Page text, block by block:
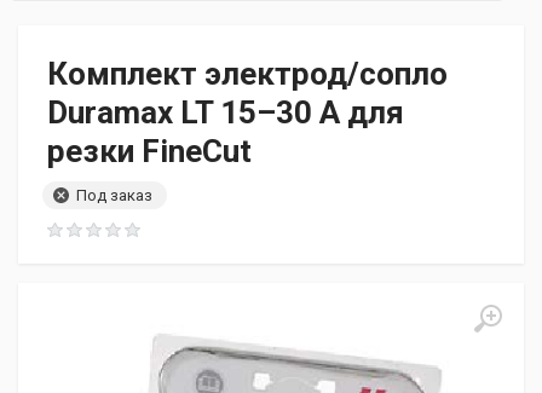
Комплект электрод/сопло
Duramax LT 15–30 А для
резки FineCut
Под заказ